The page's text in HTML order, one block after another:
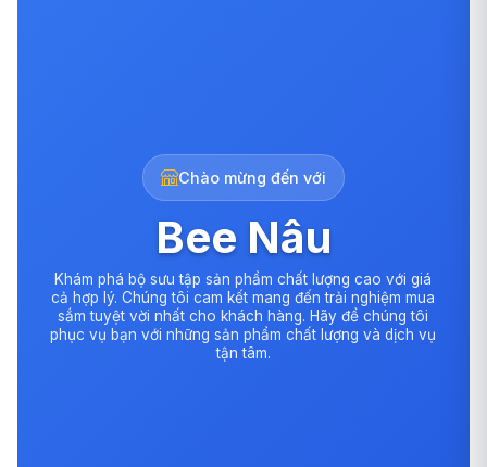
Chào mừng đến với
Bee Nâu
Khám phá bộ sưu tập sản phẩm chất lượng cao với giá
cả hợp lý. Chúng tôi cam kết mang đến trải nghiệm mua
sắm tuyệt vời nhất cho khách hàng. Hãy để chúng tôi
phục vụ bạn với những sản phẩm chất lượng và dịch vụ
tận tâm.